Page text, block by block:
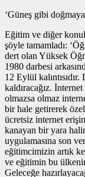
‘Güneş gibi
Eğitim ve diğer
şöyle tamamladı:
dert olan Yüksek
1980 darbesi
12 Eylül
kaldıracağız.
olmazsa olmaz
bir hale getirerek
ücretsiz internet
kanayan bir yara
uygulamasına son
eğitimcimizin artık
ve eğitimin bu
Geleceğe